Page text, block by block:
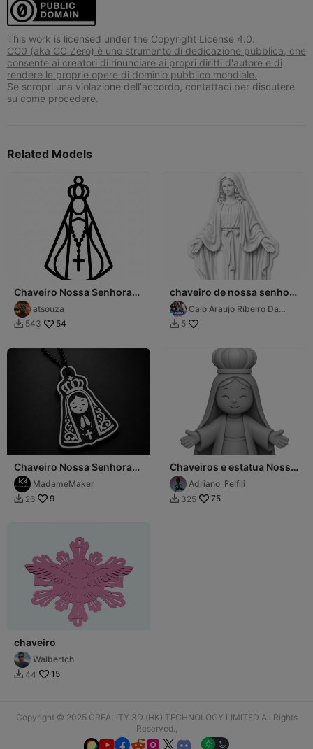
This work is licensed under the Copyright License 4.0.
CC0 (aka CC Zero) è uno strumento di dedicazione pubblica, che
consente ai creatori di rinunciare ai propri diritti d'autore e di
rendere le proprie opere di dominio pubblico mondiale.
Se scropri una violazione dell'accordo, contattaci per discutere
su come procedere.
Related Models
Chaveiro Nossa Senhora
Aparecida
atsouza
 543 54
chaveiro de nossa senhora
Aparecida
Caio Araujo Ribeiro Da
Silva
 5
Chaveiro Nossa Senhora
Aparecida
MadameMaker
 26 9
Chaveiros e estatua Nossa
SenhoraAdriano_Felfili
 325 75
chaveiro
Walbertch
 44 15
Copyright © 2025 CREALITY 3D (HK) TECHNOLOGY LIMITED All Rights
Reserved.,
  